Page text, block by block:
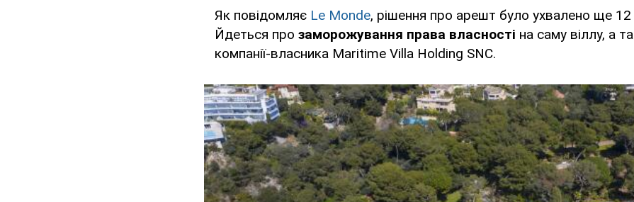
Як повідомляє Le Monde, рішення про арешт було ухвалено ще
Йдеться про заморожування права власності на саму віллу, а
компанії-власника Maritime Villa Holding SNC.